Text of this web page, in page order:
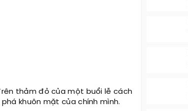
thảm đỏ của một buổi lễ cách
khuôn mặt của chính mình.